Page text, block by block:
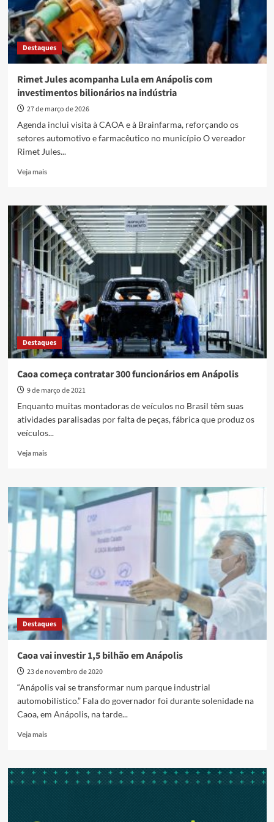
Destaques
Rimet Jules acompanha Lula em Anápolis com
investimentos bilionários na indústria
27 de março de 2026
Agenda inclui visita à CAOA e à Brainfarma, reforçando os
setores automotivo e farmacêutico no município O vereador
Rimet Jules...
Veja maisRead
Rimet
Jules
acompanha
Lula
em
Anápolis
com
investimentos
bilionários
na
indústria
Destaques
Caoa começa contratar 300 funcionários em Anápolis
9 de março de 2021
Enquanto muitas montadoras de veículos no Brasil têm suas
atividades paralisadas por falta de peças, fábrica que produz os
veículos...
Veja maisRead
Caoa
começa
contratar
300
funcionários
Anápolis
Destaques
Caoa vai investir 1,5 bilhão em Anápolis
23 de novembro de 2020
“Anápolis vai se transformar num parque industrial
automobilístico.” Fala do governador foi durante solenidade na
Caoa, em Anápolis, na tarde...
Veja maisRead
Caoa
vai